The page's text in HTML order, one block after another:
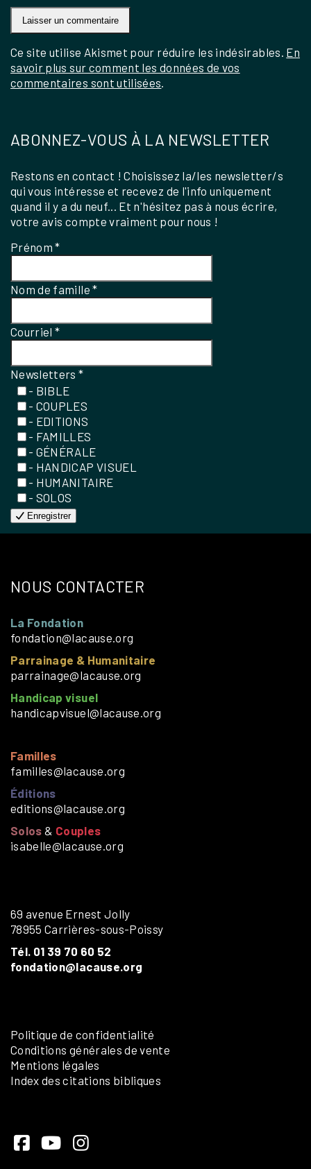
Ce site utilise Akismet pour réduire les indésirables. En
savoir plus sur comment les données de vos
commentaires sont utilisées.
ABONNEZ-VOUS À LA NEWSLETTER
Restons en contact ! Choisissez la/les newsletter/s
qui vous intéresse et recevez de l'info uniquement
quand il y a du neuf... Et n'hésitez pas à nous écrire,
votre avis compte vraiment pour nous !
Prénom*
Nom de famille*
Courriel*
Newsletters*
- BIBLE
- COUPLES
- EDITIONS
- FAMILLES
- GÉNÉRALE
- HANDICAP VISUEL
- HUMANITAIRE
- SOLOS
Enregistrer
NOUS CONTACTER
La Fondation
fondation@lacause.org
Parrainage & Humanitaire
parrainage@lacause.org
Handicap visuel
handicapvisuel@lacause.org
Familles
familles@lacause.org
Éditions
editions@lacause.org
Solos & Couples
isabelle@lacause.org
69 avenue Ernest Jolly
78955 Carrières-sous-Poissy
Tél. 01 39 70 60 52
fondation@lacause.org
Politique de confidentialité
Conditions générales de vente
Mentions légales
Index des citations bibliques